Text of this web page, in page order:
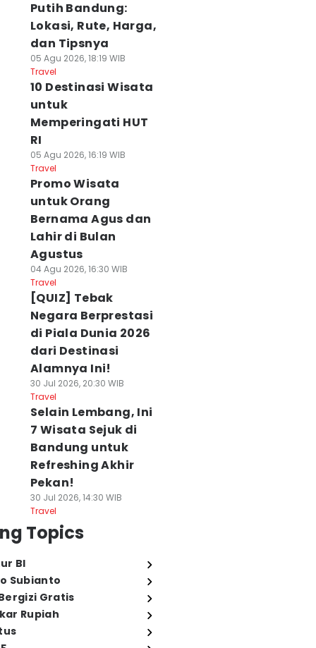
Putih Bandung:
Lokasi, Rute, Harga,
dan Tipsnya
05 Agu 2026, 18:19 WIB
Travel
10 Destinasi Wisata
untuk
Memperingati HUT
RI
05 Agu 2026, 16:19 WIB
Travel
Promo Wisata
untuk Orang
Bernama Agus dan
Lahir di Bulan
Agustus
04 Agu 2026, 16:30 WIB
Travel
[QUIZ] Tebak
Negara Berprestasi
di Piala Dunia 2026
dari Destinasi
Alamnya Ini!
30 Jul 2026, 20:30 WIB
Travel
Selain Lembang, Ini
7 Wisata Sejuk di
Bandung untuk
Refreshing Akhir
Pekan!
30 Jul 2026, 14:30 WIB
Travel
Topics
BI
Subianto
Gratis
Rupiah